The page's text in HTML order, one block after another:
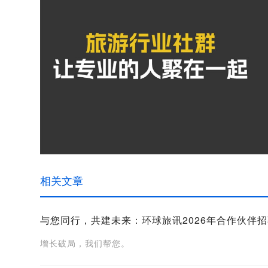
相关文章
与您同行，共建未来：环球旅讯2026年合作伙伴
增长破局，我们帮您。